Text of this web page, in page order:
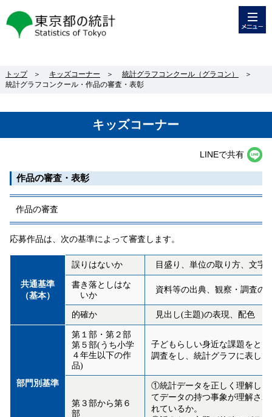
東京都の統計
トップ ＞ キッズコーナー ＞ 統計グラフコンクール（グラコン）
＞
統計グラフコンクール・作品の審査・表彰
キッズコーナー
LINEで共有
作品の審査・表彰
作品の審査
応募作品は、次の基準によって審査します。
共通基準
（基本）
誤りはないか 目盛り、単位の取り方、文字
書き落としはな
いか
資料等の出典、観察・調査の
的確か 見出し(主題)の表現、配色
部門別基準
第１部・ 第２部
第５部(うち小学
４年生以下の作
品)
子どもらしい身近な課題をと
調査をし、統計グラフに表して
第３部から第６
部
①統計データを正しく理解し
てデータの持つ事象が理解さ
れているか。